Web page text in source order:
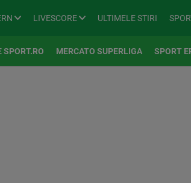
LIVESCORE ULTIMELE STIRI
SPORT.RO MERCATO SUPERLIGA SPORT